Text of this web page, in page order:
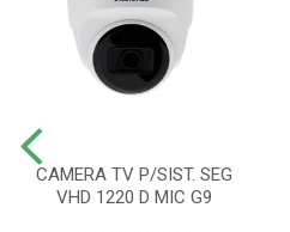
CAMERA TV P/SIST. SEG
VHD 1220 D MIC G9